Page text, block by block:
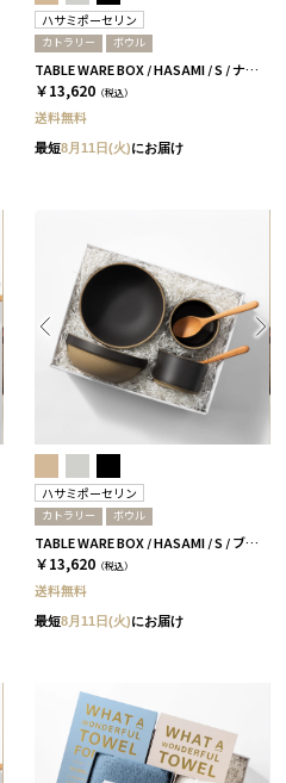
ハサミポーセリン
カトラリー ボウル
TABLE WARE BOX / HASAMI / S / ナチュラル［ハサミポーセリン］
￥13,620 （税込）
送料無料
最短8月11日(火)にお届け
ハサミポーセリン
カトラリー ボウル
TABLE WARE BOX / HASAMI / S / ブラック［ハサミポーセリン］
￥13,620 （税込）
送料無料
最短8月11日(火)にお届け